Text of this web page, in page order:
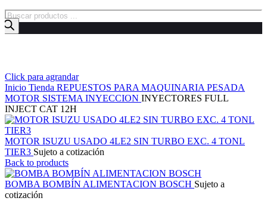
Búsqueda
de
productos
Click para agrandar
Inicio Tienda REPUESTOS PARA MAQUINARIA PESADA
MOTOR SISTEMA INYECCION INYECTORES FULL
INJECT CAT 12H
MOTOR ISUZU USADO 4LE2 SIN TURBO EXC. 4 TONL
TIER3 Sujeto a cotización
Back to products
BOMBA BOMBÍN ALIMENTACION BOSCH Sujeto a
cotización